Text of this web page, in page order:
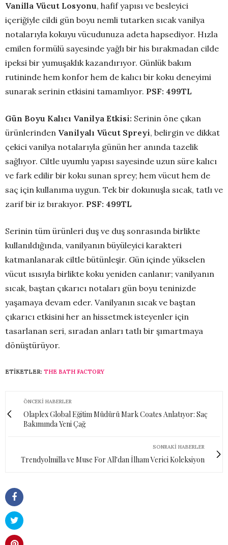
Vanilla Vücut Losyonu, hafif yapısı ve besleyici
içeriğiyle cildi gün boyu nemli tutarken sıcak vanilya
notalarıyla kokuyu vücudunuza adeta hapsediyor. Hızla
emilen formülü sayesinde yağlı bir his bırakmadan cilde
ipeksi bir yumuşaklık kazandırıyor. Günlük bakım
rutininde hem konfor hem de kalıcı bir koku deneyimi
sunarak serinin etkisini tamamlıyor. PSF: 499TL
Gün Boyu Kalıcı Vanilya Etkisi: Serinin öne çıkan
ürünlerinden Vanilyalı Vücut Spreyi, belirgin ve dikkat
çekici vanilya notalarıyla günün her anında tazelik
sağlıyor. Ciltle uyumlu yapısı sayesinde uzun süre kalıcı
ve fark edilir bir koku sunan sprey; hem vücut hem de
saç için kullanıma uygun. Tek bir dokunuşla sıcak, tatlı ve
zarif bir iz bırakıyor. PSF: 499TL
Serinin tüm ürünleri duş ve duş sonrasında birlikte
kullanıldığında, vanilyanın büyüleyici karakteri
katmanlanarak ciltle bütünleşir. Gün içinde yükselen
vücut ısısıyla birlikte koku yeniden canlanır; vanilyanın
sıcak, baştan çıkarıcı notaları gün boyu teninizde
yaşamaya devam eder. Vanilyanın sıcak ve baştan
çıkarıcı etkisini her an hissetmek isteyenler için
tasarlanan seri, sıradan anları tatlı bir şımartmaya
dönüştürüyor.
ETIKETLER: THE BATH FACTORY
ÖNCEKI HABERLER
Olaplex Global Eğitim Müdürü Mark Coates Anlatıyor: Saç
Bakımında Yeni Çağ
SONRAKI HABERLER
Trendyolmilla ve Muse For All'dan İlham Verici Koleksiyon